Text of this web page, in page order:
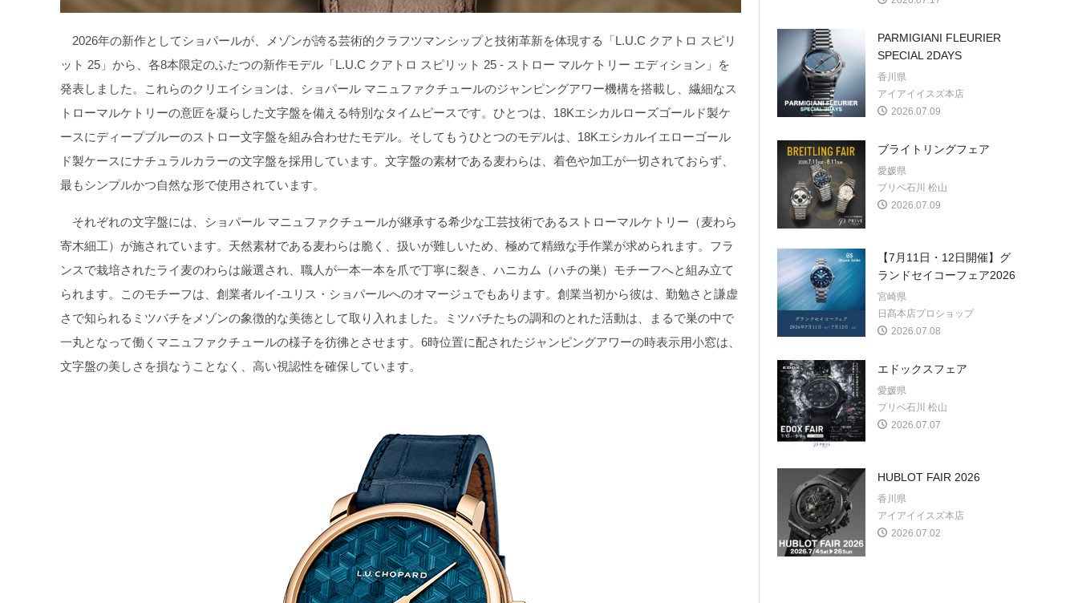
2026年の新作としてショパールが、メゾンが誇る芸術的クラフツマンシップと技術革新を体現する「L.U.C クアトロ スピリ
ット 25」から、各8本限定のふたつの新作モデル「L.U.C クアトロ スピリット 25 ‐ ストロー マルケトリー エディション」を
発表しました。これらのクリエイションは、ショパール マニュファクチュールのジャンピングアワー機構を搭載し、繊細なス
トローマルケトリーの意匠を凝らした文字盤を備える特別なタイムピースです。ひとつは、18Kエシカルローズゴールド製ケ
ースにディープブルーのストロー文字盤を組み合わせたモデル。そしてもうひとつのモデルは、18Kエシカルイエローゴール
ド製ケースにナチュラルカラーの文字盤を採用しています。文字盤の素材である麦わらは、着色や加工が一切されておらず、
最もシンプルかつ自然な形で使用されています。
それぞれの文字盤には、ショパール マニュファクチュールが継承する希少な工芸技術であるストローマルケトリー（麦わら
寄木細工）が施されています。天然素材である麦わらは脆く、扱いが難しいため、極めて精緻な手作業が求められます。フラ
ンスで栽培されたライ麦のわらは厳選され、職人が一本一本を爪で丁寧に裂き、ハニカム（ハチの巣）モチーフへと組み立て
られます。このモチーフは、創業者ルイ‐ユリス・ショパールへのオマージュでもあります。創業当初から彼は、勤勉さと謙虚
さで知られるミツバチをメゾンの象徴的な美徳として取り入れました。ミツバチたちの調和のとれた活動は、まるで巣の中で
一丸となって働くマニュファクチュールの様子を彷彿とさせます。6時位置に配されたジャンピングアワーの時表示用小窓は、
文字盤の美しさを損なうことなく、高い視認性を確保しています。
PARMIGIANI FLEURIER
SPECIAL 2DAYS
香川県
アイアイイスズ本店
2026.07.09
ブライトリングフェア
愛媛県
プリベ石川 松山
2026.07.09
【7月11日・12日開催】グ
ランドセイコーフェア2026
宮崎県
日髙本店プロショップ
2026.07.08
エドックスフェア
愛媛県
プリベ石川 松山
2026.07.07
HUBLOT FAIR 2026
香川県
アイアイイスズ本店
2026.07.02